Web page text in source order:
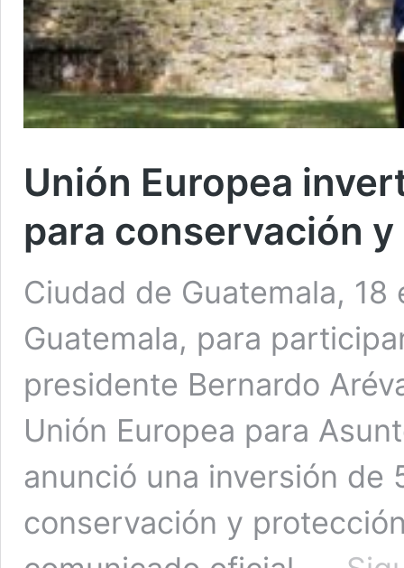
Unión Europea
para conservación
Ciudad de Guatemala,
Guatemala, para
presidente Bernardo
Unión Europea para
anunció una inversión de
conservación y